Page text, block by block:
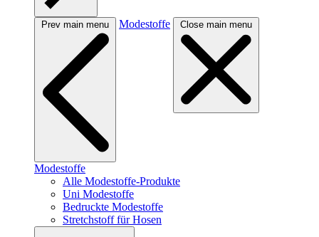
Prev main menu Modestoffe Close main menu
Modestoffe
Alle Modestoffe-Produkte
Uni Modestoffe
Bedruckte Modestoffe
Stretchstoff für Hosen